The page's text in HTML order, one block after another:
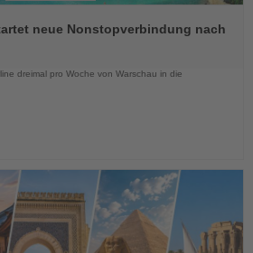
neue Nonstopverbindung nach
dreimal pro Woche von Warschau in die